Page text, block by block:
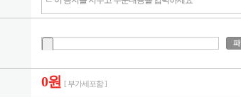
0원 [ 부가세포함 ]